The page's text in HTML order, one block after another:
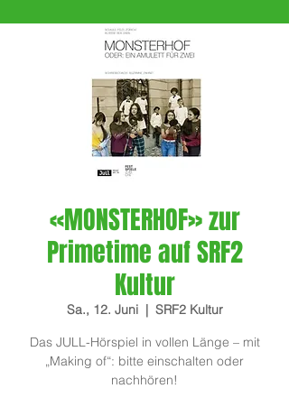
«MONSTERHOF» zur
Primetime auf SRF2
Kultur
Sa., 12. Juni
  |
SRF2 Kultur
Das JULL-Hörspiel in vollen Länge – mit
„Making of“: bitte einschalten oder
nachhören!